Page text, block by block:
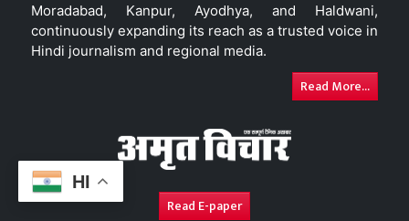
HI
Moradabad, Kanpur, Ayodhya, and Haldwani,
continuously expanding its reach as a trusted voice in
Hindi journalism and regional media.
Read More...
Read E-paper